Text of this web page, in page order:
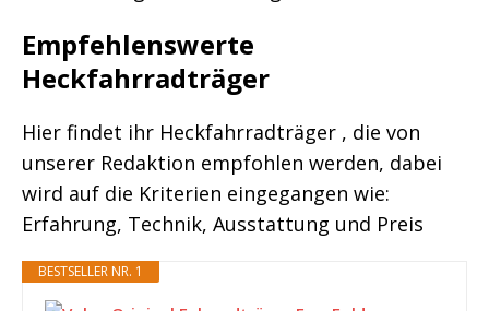
Empfehlenswerte
Heckfahrradträger
Hier findet ihr Heckfahrradträger , die von
unserer Redaktion empfohlen werden, dabei
wird auf die Kriterien eingegangen wie:
Erfahrung, Technik, Ausstattung und Preis
BESTSELLER NR. 1